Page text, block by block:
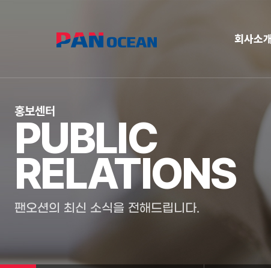
회사소개
홍보센터
PUBLIC
RELATIONS
팬오션의 최신 소식을 전해드립니다.